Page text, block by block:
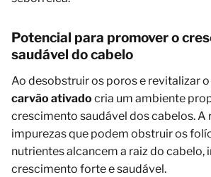
Potencial para promover o
saudável do cabelo
Ao desobstruir os poros e revitalizar
carvão ativado cria um ambiente
crescimento saudável dos cabelos. A
impurezas que podem obstruir os
nutrientes alcancem a raiz do cabelo,
crescimento forte e saudável.